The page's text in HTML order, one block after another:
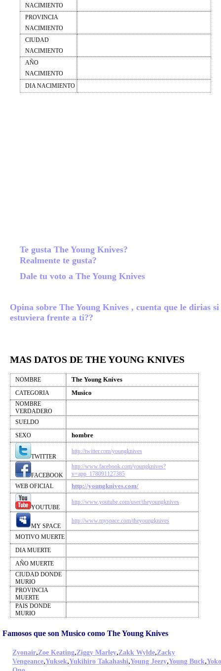
NACIMIENTO
PROVINCIA
NACIMIENTO
CIUDAD
NACIMIENTO
AÑO
NACIMIENTO
DIA NACIMIENTO
Te gusta The Young Knives?
Realmente te gusta?
Dale tu voto a The Young Knives
Opina sobre The Young Knives , cuenta que le dirias si
estuviera frente a ti??
MAS DATOS DE THE YOUNG KNIVES
NOMBRE The Young Knives
CATEGORIA Musico
NOMBRE
VERDADERO
SUELDO
SEXO
hombre
TWITTER
http://twitter.com/youngknives
FACEBOOK
http://www.facebook.com/youngknives?
v=app_178091127385
WEB OFICIAL
http://youngknives.com/
YOUTUBE
http://www.youtube.com/user/theyoungknives
MY SPACE
http://www.myspace.com/theyoungknives
MOTIVO MUERTE
DIA MUERTE
AÑO MUERTE
CIUDAD DONDE
MURIO
PROVINCIA
MUERTE
PAIS DONDE
MURIO
Famosos que son Musico como The Young Knives
Zyonair,Zoe Keating,Ziggy Marley,Zakk Wylde,Zacky
Vengeance,Yuksek,Yukihiro Takahashi,Young Jeezy,Young Buck,Yoko